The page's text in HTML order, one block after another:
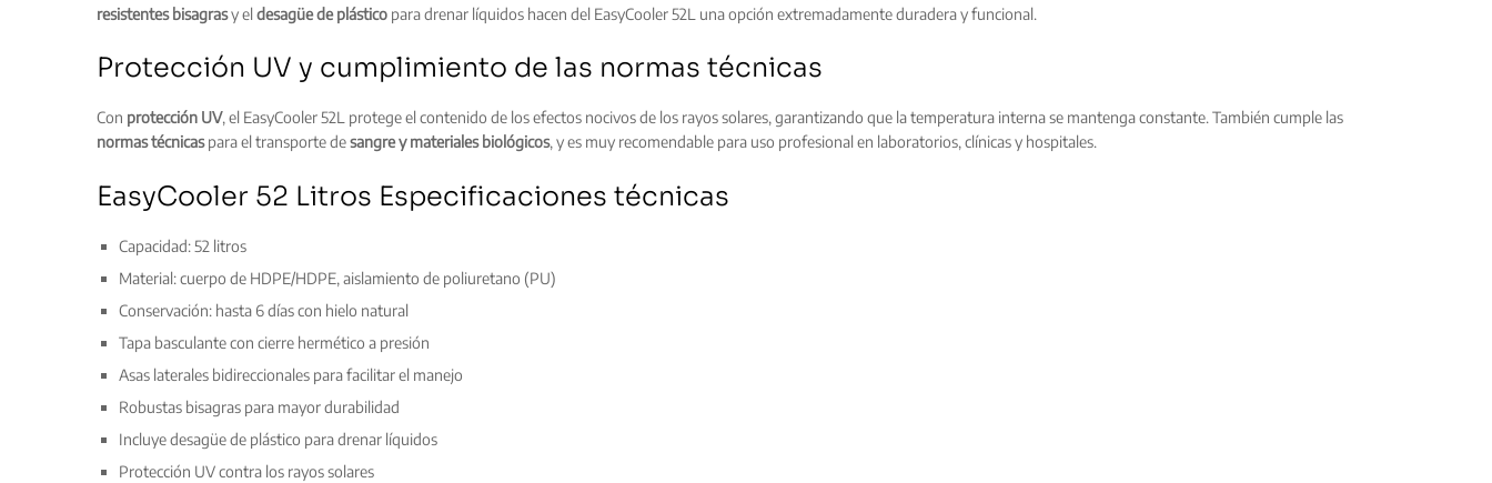
resistentes bisagrasy el desagüe de plástico para drenar líquidos hacen del EasyCooler 52L una opción extremadamente duradera y funcional.
Protección UV y cumplimiento de las normas técnicas
Con protección UV, el EasyCooler 52L protege el contenido de los efectos nocivos de los rayos solares, garantizando que la temperatura interna se mantenga constante. También cumple las
normas técnicaspara el transporte desangre y materiales biológicos, y es muy recomendable para uso profesional en laboratorios, clínicas y hospitales.
EasyCooler 52 Litros Especificaciones técnicas
Capacidad: 52 litros
Material: cuerpo de HDPE/HDPE, aislamiento de poliuretano (PU)
Conservación: hasta 6 días con hielo natural
Tapa basculante con cierre hermético a presión
Asas laterales bidireccionales para facilitar el manejo
Robustas bisagras para mayor durabilidad
Incluye desagüe de plástico para drenar líquidos
Protección UV contra los rayos solares